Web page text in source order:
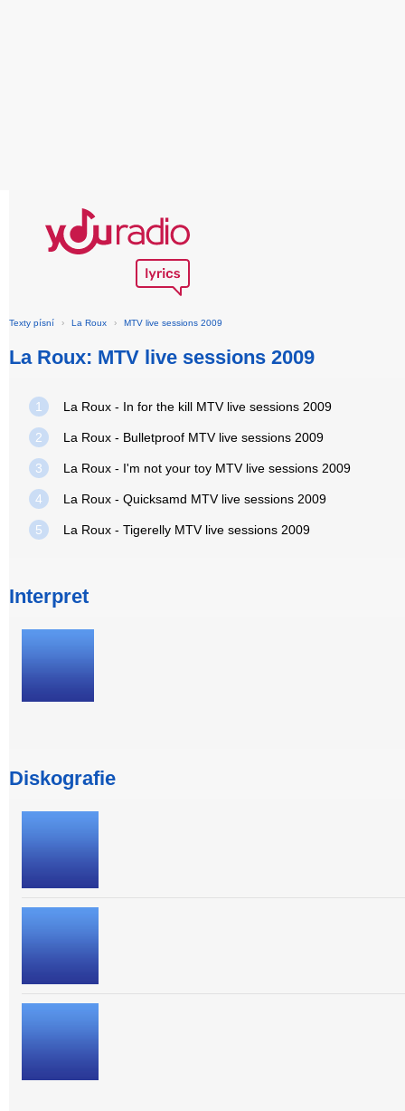
Texty písní › La Roux › MTV live sessions 2009
La Roux: MTV live sessions 2009
1 La Roux - In for the kill MTV live sessions 2009
2 La Roux - Bulletproof MTV live sessions 2009
3 La Roux - I'm not your toy MTV live sessions 2009
4 La Roux - Quicksamd MTV live sessions 2009
5 La Roux - Tigerelly MTV live sessions 2009
Interpret
Diskografie